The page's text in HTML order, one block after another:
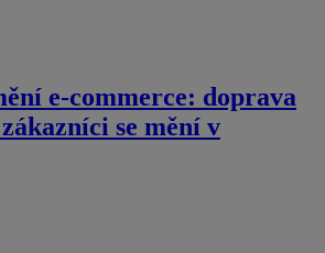
e-commerce: doprava
se mění v